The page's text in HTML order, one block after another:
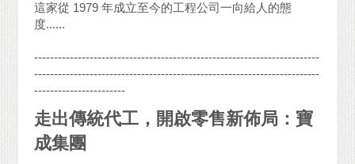
這家從 1979 年成立至今的工程公司一向給人的態
度......
------------------------------------------------------------------------
------------------------------------------------------------------------
-----------------------
走出傳統代工，開啟零售新佈局：寶
成集團